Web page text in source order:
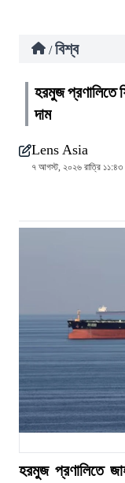
/ বিশ্ব
হরমুজ প্রণালিতে
দাম
Lens Asia
৭ আগস্ট, ২০২৬ রাত্রি ১১:৪৩
হরমুজ প্রণালিতে